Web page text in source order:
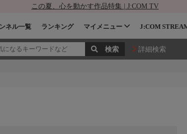
この夏、心を動かす作品特集 | J:COM TV
ネル一覧 ランキング マイメニュー J:COM
詳細検索